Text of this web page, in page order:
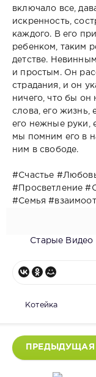
включало все,
искренность,
каждого. В его
ребенком, таким
детстве.
и простым. Он
страдания, и он
ничего, что бы
слова, его жизнь,
его нежные руки,
мы помним его в
ним в свободе.
#Счастье
#Просветление
#Семья
Старые Видео
Котейка
ПРЕДЫДУЩАЯ